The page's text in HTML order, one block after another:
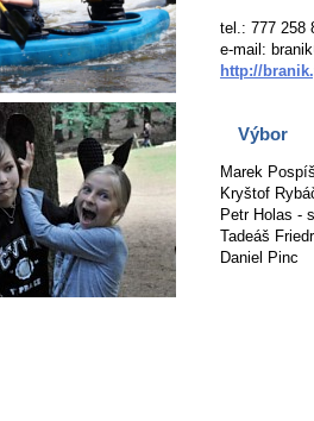
tel.: 777 258
e-mail: branik
http://
Výbor
Marek
Kryštof
Petr Holas -
Tadeáš
Daniel Pinc